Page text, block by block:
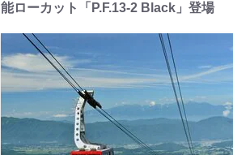
能ローカット「P.F.13-2 Black」登場